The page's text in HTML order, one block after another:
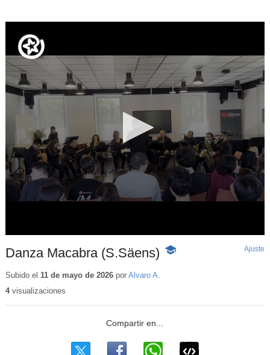
Danza Macabra (S.Säens)
-
Ajuste
Subido el 11 de mayo de 2026por Alvaro A.
4visualizaciones